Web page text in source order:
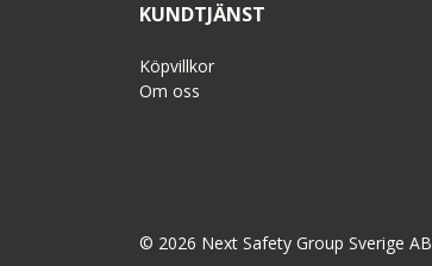
KUNDTJÄNST
Köpvillkor
Om oss
© 2026 Next Safety Group Sverige AB